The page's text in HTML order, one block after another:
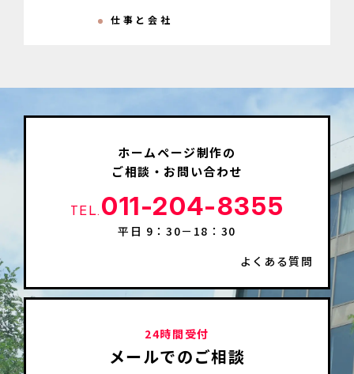
仕事と会社
ホームページ制作の
ご相談・お問い合わせ
TEL. 011-204-8355
平日 9：30－18：30
よくある質問
24時間受付
メールでのご相談